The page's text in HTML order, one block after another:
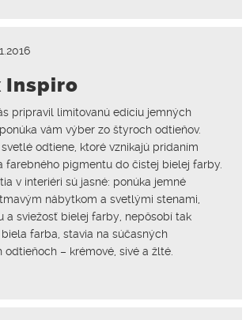
Inspiro
pripravil limitovanú edíciu jemných
vám výber zo štyroch odtieňov.
odtiene, ktoré vznikajú pridaním
farebného pigmentu do čistej bielej farby.
v interiéri sú jasné: ponúka jemné
nábytkom a svetlými stenami,
a sviežosť bielej farby, nepôsobí tak
farba, stavia na súčasných
odtieňoch – krémové, sivé a žlté.